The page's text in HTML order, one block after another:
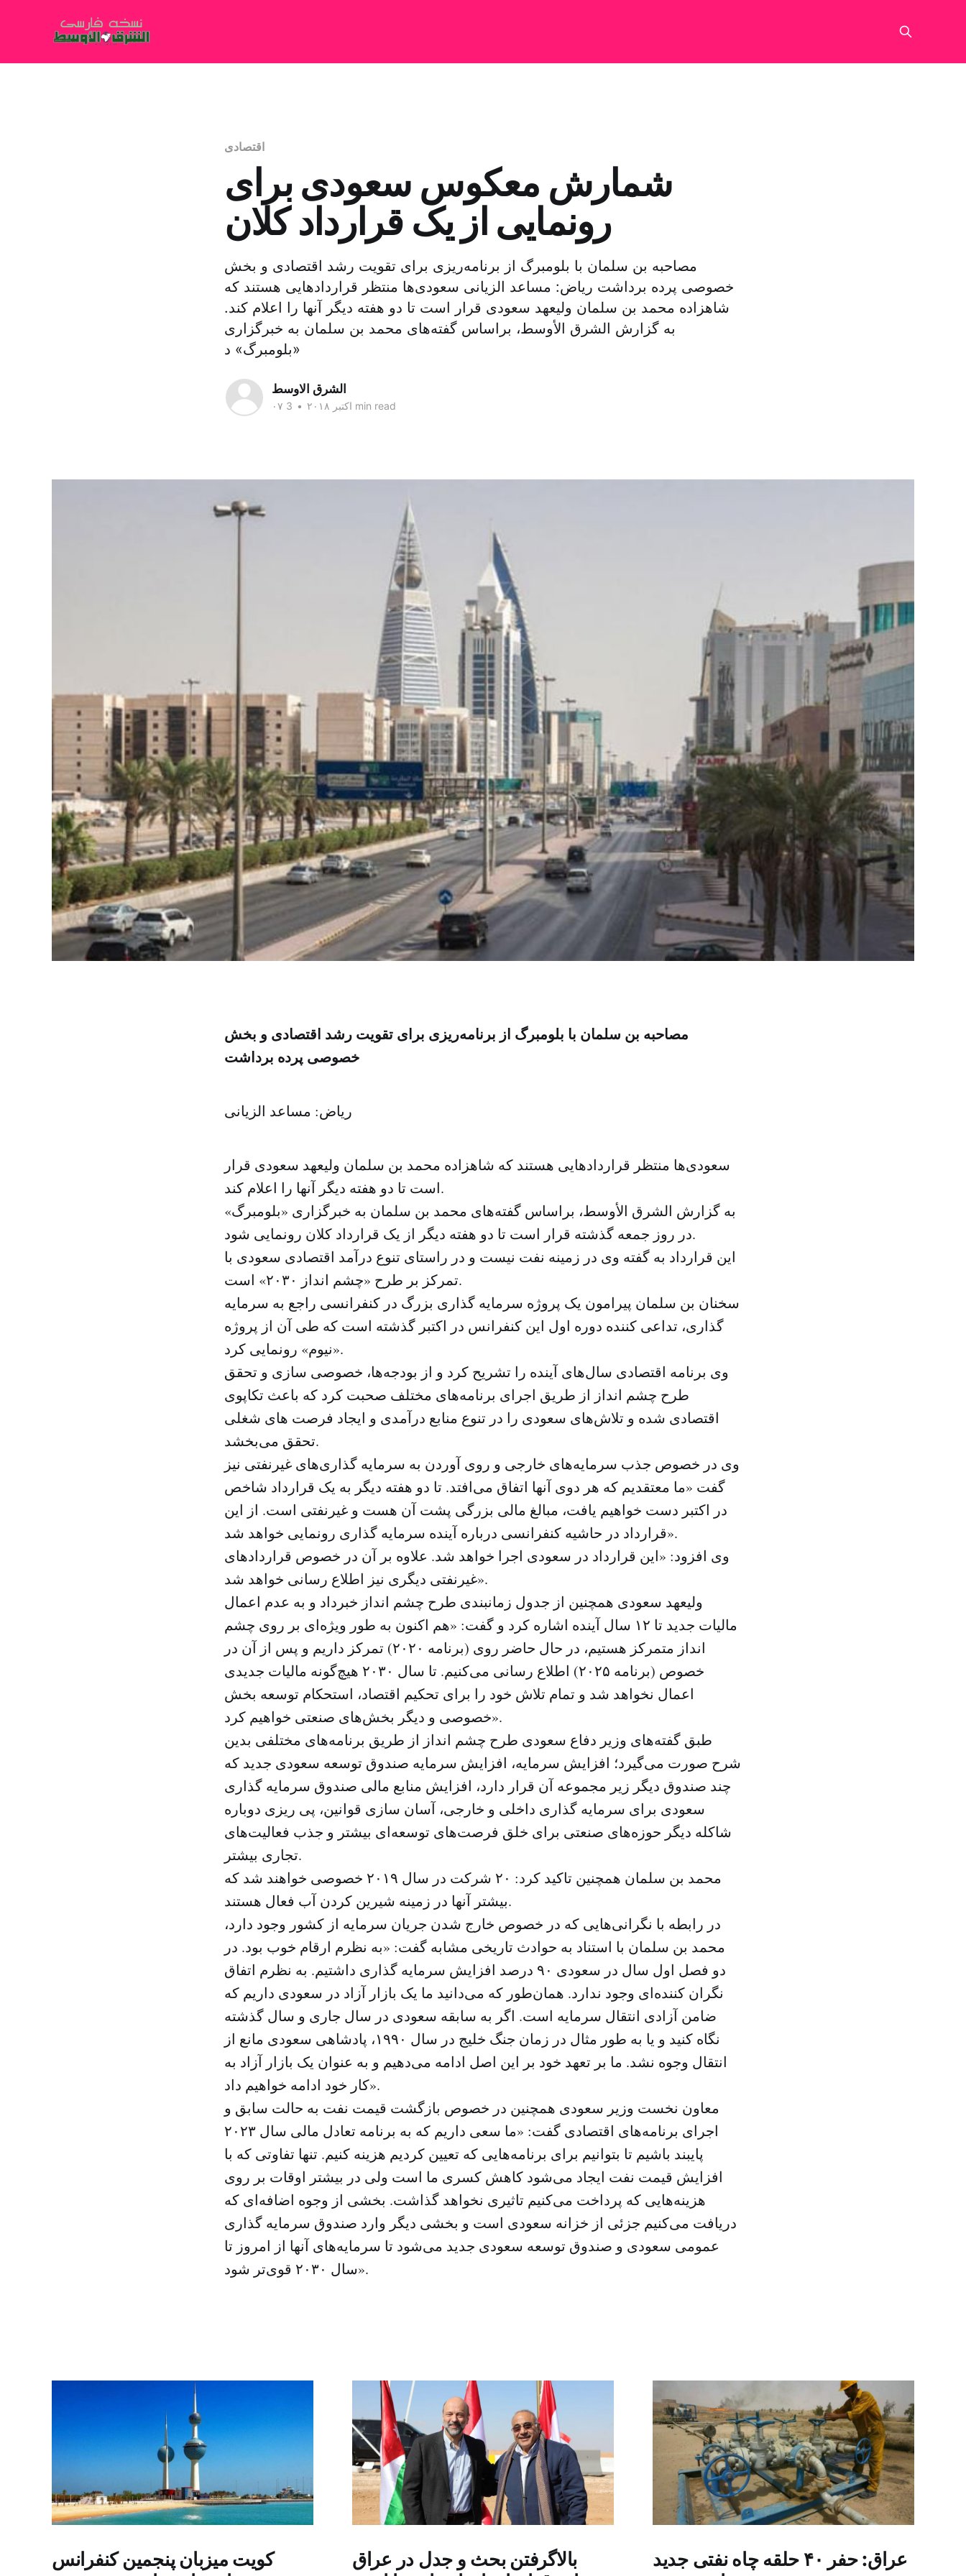
اقتصادی
شمارش معکوس سعودی برای
رونمایی از یک قرارداد کلان
مصاحبه بن سلمان با بلومبرگ از برنامه‌ریزی برای تقویت رشد اقتصادی و بخش
خصوصی پرده برداشت ریاض: مساعد الزیانی سعودی‌ها منتظر قراردادهایی هستند که
شاهزاده محمد بن سلمان ولیعهد سعودی قرار است تا دو هفته دیگر آنها را اعلام کند.
به گزارش الشرق الأوسط، براساس گفته‌های محمد بن سلمان به خبرگزاری
«بلومبرگ» د
الشرق الاوسط
۰۷ اکتبر ۲۰۱۸ • 3 min read
مصاحبه بن سلمان با بلومبرگ از برنامه‌ریزی برای تقویت رشد اقتصادی و بخش
خصوصی پرده برداشت
ریاض: مساعد الزیانی
سعودی‌ها منتظر قراردادهایی هستند که شاهزاده محمد بن سلمان ولیعهد سعودی قرار
است تا دو هفته دیگر آنها را اعلام کند.
به گزارش الشرق الأوسط، براساس گفته‌های محمد بن سلمان به خبرگزاری «بلومبرگ»
در روز جمعه گذشته قرار است تا دو هفته دیگر از یک قرارداد کلان رونمایی شود.
این قرارداد به گفته وی در زمینه نفت نیست و در راستای تنوع درآمد اقتصادی سعودی با
تمرکز بر طرح «چشم انداز ۲۰۳۰» است.
سخنان بن سلمان پیرامون یک پروژه سرمایه گذاری بزرگ در کنفرانسی راجع به سرمایه
گذاری، تداعی کننده دوره اول این کنفرانس در اکتبر گذشته است که طی آن از پروژه
«نیوم» رونمایی کرد.
وی برنامه اقتصادی سال‌های آینده را تشریح کرد و از بودجه‌ها، خصوصی سازی و تحقق
طرح چشم انداز از طریق اجرای برنامه‌های مختلف صحبت کرد که باعث تکاپوی
اقتصادی شده و تلاش‌های سعودی را در تنوع منابع درآمدی و ایجاد فرصت های شغلی
تحقق می‌بخشد.
وی در خصوص جذب سرمایه‌های خارجی و روی آوردن به سرمایه گذاری‌های غیرنفتی نیز
گفت «ما معتقدیم که هر دوی آنها اتفاق می‌افتد. تا دو هفته دیگر به یک قرارداد شاخص
در اکتبر دست خواهیم یافت، مبالغ مالی بزرگی پشت آن هست و غیرنفتی است. از این
قرارداد در حاشیه کنفرانسی درباره آینده سرمایه گذاری رونمایی خواهد شد».
وی افزود: «این قرارداد در سعودی اجرا خواهد شد. علاوه بر آن در خصوص قراردادهای
غیرنفتی دیگری نیز اطلاع رسانی خواهد شد».
ولیعهد سعودی همچنین از جدول زمانبندی طرح چشم انداز خبرداد و به عدم اعمال
مالیات جدید تا ۱۲ سال آینده اشاره کرد و گفت: «هم اکنون به طور ویژه‌ای بر روی چشم
انداز متمرکز هستیم، در حال حاضر روی (برنامه ۲۰۲۰) تمرکز داریم و پس از آن در
خصوص (برنامه ۲۰۲۵) اطلاع رسانی می‌کنیم. تا سال ۲۰۳۰ هیچ‌گونه مالیات جدیدی
اعمال نخواهد شد و تمام تلاش خود را برای تحکیم اقتصاد، استحکام توسعه بخش
خصوصی و دیگر بخش‌های صنعتی خواهیم کرد».
طبق گفته‌های وزیر دفاع سعودی طرح چشم انداز از طریق برنامه‌های مختلفی بدین
شرح صورت می‌گیرد؛ افزایش سرمایه، افزایش سرمایه صندوق توسعه سعودی جدید که
چند صندوق دیگر زیر مجموعه آن قرار دارد، افزایش منابع مالی صندوق سرمایه گذاری
سعودی برای سرمایه گذاری داخلی و خارجی، آسان سازی قوانین، پی ریزی دوباره
شاکله دیگر حوزه‌های صنعتی برای خلق فرصت‌های توسعه‌ای بیشتر و جذب فعالیت‌های
تجاری بیشتر.
محمد بن سلمان همچنین تاکید کرد: ۲۰ شرکت در سال ۲۰۱۹ خصوصی خواهند شد که
بیشتر آنها در زمینه شیرین کردن آب فعال هستند.
در رابطه با نگرانی‌هایی که در خصوص خارج شدن جریان سرمایه از کشور وجود دارد،
محمد بن سلمان با استناد به حوادث تاریخی مشابه گفت: «به نظرم ارقام خوب بود. در
دو فصل اول سال در سعودی ۹۰ درصد افزایش سرمایه گذاری داشتیم. به نظرم اتفاق
نگران کننده‌ای وجود ندارد. همان‌طور که می‌دانید ما یک بازار آزاد در سعودی داریم که
ضامن آزادی انتقال سرمایه است. اگر به سابقه سعودی در سال جاری و سال گذشته
نگاه کنید و یا به طور مثال در زمان جنگ خلیج در سال ۱۹۹۰، پادشاهی سعودی مانع از
انتقال وجوه نشد. ما بر تعهد خود بر این اصل ادامه می‌دهیم و به عنوان یک بازار آزاد به
کار خود ادامه خواهیم داد».
معاون نخست وزیر سعودی همچنین در خصوص بازگشت قیمت نفت به حالت سابق و
اجرای برنامه‌های اقتصادی گفت: «ما سعی داریم که به برنامه تعادل مالی سال ۲۰۲۳
پایبند باشیم تا بتوانیم برای برنامه‌هایی که تعیین کردیم هزینه کنیم. تنها تفاوتی که با
افزایش قیمت نفت ایجاد می‌شود کاهش کسری ما است ولی در بیشتر اوقات بر روی
هزینه‌هایی که پرداخت می‌کنیم تاثیری نخواهد گذاشت. بخشی از وجوه اضافه‌ای که
دریافت می‌کنیم جزئی از خزانه سعودی است و بخشی دیگر وارد صندوق سرمایه گذاری
عمومی سعودی و صندوق توسعه سعودی جدید می‌شود تا سرمایه‌های آنها از امروز تا
سال ۲۰۳۰ قوی‌تر شود».
کویت میزبان پنجمین کنفرانس
بالاگرفتن بحث و جدل در عراق
عراق: حفر ۴۰ حلقه چاه نفتی جدید